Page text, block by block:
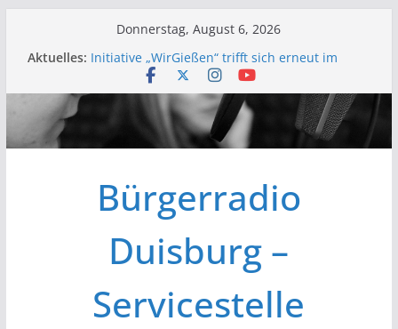
Donnerstag, August 6, 2026
Aktuelles: Initiative „WirGießen“ trifft sich erneut im
Medienforum
Wir der Bürgerfunk – Anonyme Alkoholiker
Wir stellen vor – Bürgerfunkgruppen im
Medienforum Duisburg
Erfolgreiche Vorstands- und
Initiative „Wir Gießen“ Trifft sich zur
Finalisierung der Webseite
Bürgerradio
Duisburg –
Servicestelle